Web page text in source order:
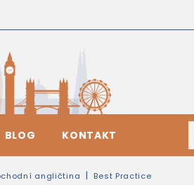
BLOG KONTAKT
angličtina Best Practice